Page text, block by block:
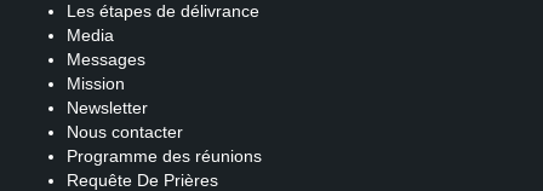
Les étapes de délivrance
Media
Messages
Mission
Newsletter
Nous contacter
Programme des réunions
Requête De Prières